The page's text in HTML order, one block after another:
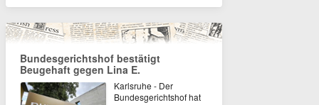
Bundesgerichtshof bestätigt
Beugehaft gegen Lina E.
Karlsruhe - Der
Bundesgerichtshof hat